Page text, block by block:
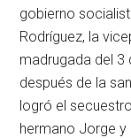
gobierno
Rodríguez, la
madrugada del
después de la
logró el
hermano Jorge y